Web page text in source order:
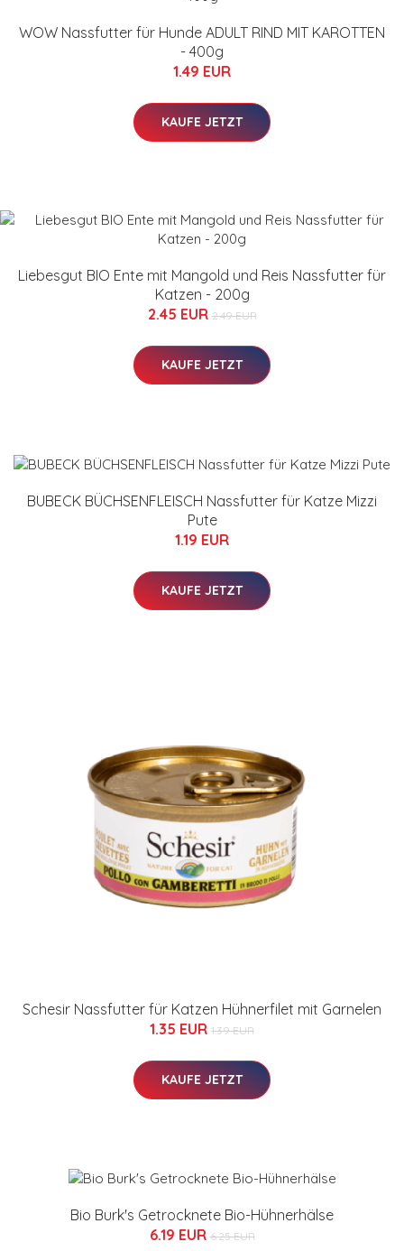
WOW Nassfutter für Hunde ADULT RIND MIT KAROTTEN
- 400g
1.49 EUR
KAUFE JETZT
Liebesgut BIO Ente mit Mangold und Reis Nassfutter für
Katzen - 200g
2.45 EUR 2.49 EUR
KAUFE JETZT
BUBECK BÜCHSENFLEISCH Nassfutter für Katze Mizzi
Pute
1.19 EUR
KAUFE JETZT
Schesir Nassfutter für Katzen Hühnerfilet mit Garnelen
1.35 EUR 1.39 EUR
KAUFE JETZT
Bio Burk's Getrocknete Bio-Hühnerhälse
6.19 EUR 6.25 EUR